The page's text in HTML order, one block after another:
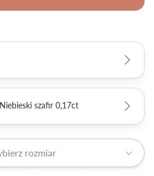
szafir 0,17ct
rozmiar